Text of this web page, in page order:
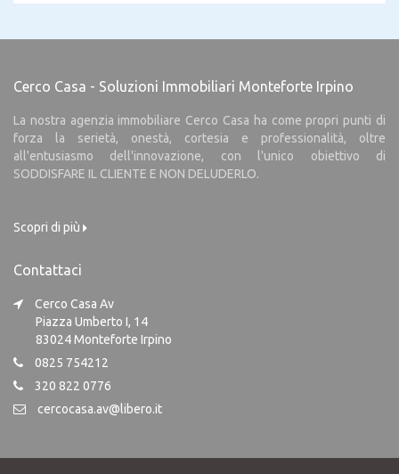
Cerco Casa - Soluzioni Immobiliari Monteforte Irpino
La nostra agenzia immobiliare Cerco Casa ha come propri punti di
forza la serietà, onestà, cortesia e professionalità, oltre
all'entusiasmo dell'innovazione, con l'unico obiettivo di
SODDISFARE IL CLIENTE E NON DELUDERLO.
Scopri di più
Contattaci
Cerco Casa Av
Piazza Umberto I, 14
83024 Monteforte Irpino
0825 754212
320 822 0776
cercocasa.av@libero.it